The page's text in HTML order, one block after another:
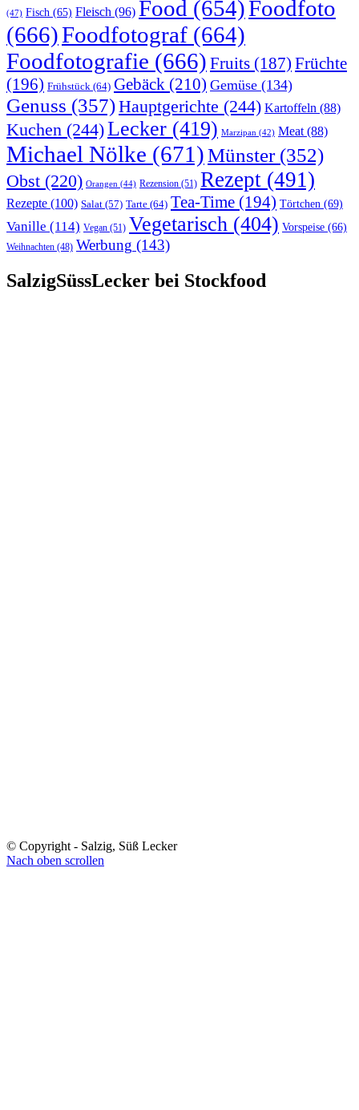
(47) Fisch (65) Fleisch (96) Food (654)Foodfoto
(666)Foodfotograf (664)
Foodfotografie (666) Fruits (187) Früchte
(196) Frühstück (64) Gebäck (210) Gemüse (134)
Genuss (357)Hauptgerichte (244) Kartoffeln (88)
Kuchen (244)Lecker (419) Marzipan (42) Meat (88)
Michael Nölke (671)Münster(352)
Obst (220) Orangen (44) Rezension (51) Rezept (491)
Rezepte (100) Salat (57) Tarte (64) Tea-Time (194) Törtchen (69)
Vanille (114) Vegan (51) Vegetarisch (404) Vorspeise (66)
Weihnachten (48) Werbung (143)
SalzigSüssLecker bei Stockfood
© Copyright - Salzig, Süß Lecker
Nach oben scrollen